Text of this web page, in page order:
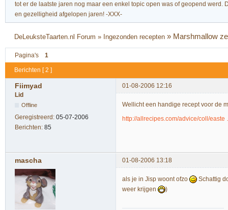
tot er de laatste jaren nog maar een enkel topic open was of geopend
en gezelligheid afgelopen jaren! -XXX-
DeLeuksteTaarten.nl Forum » Ingezonden recepten » Marshmallow
Pagina's 1
Berichten [ 2 ]
Fiimyad
01-08-2006 12:16
Lid
Offline
Geregistreerd: 05-07-2006
Berichten: 85
Wellicht een handige recept voor de
http://allrecipes.com/advice/coll/
mascha 01-08-2006 13:18
als je in Jisp woont ofzo
Schattig
weer krijgen
)